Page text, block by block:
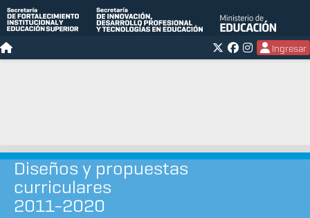
Ingresar
Diseños y propuestas
curriculares
2011-2020